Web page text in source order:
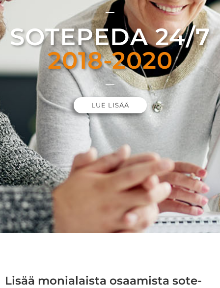
SOTEPEDA 24/7
2018-2020
LUE LISÄÄ
Lisää monialaista osaamista sote-